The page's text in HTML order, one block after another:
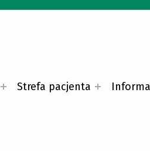
Strefa pacjenta